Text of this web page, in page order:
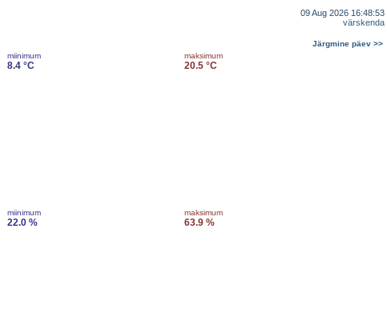
09 Aug 2026 16:48:53
värskenda
Järgmine päev >>
miinimum
8.4 °C
maksimum
20.5 °C
miinimum
22.0 %
maksimum
63.9 %